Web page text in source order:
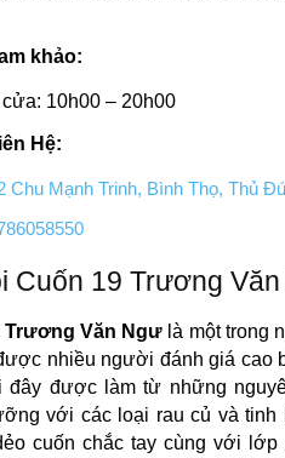
khảo:
10h00 – 20h00
Hệ:
Chu Mạnh Trinh, Bình Thọ, Thủ
Cuốn 19 Trương
Trương Văn Ngư là một trong
nhiều người đánh giá cao
đây được làm từ những
với các loại rau củ và tinh
cuốn chắc tay cùng với